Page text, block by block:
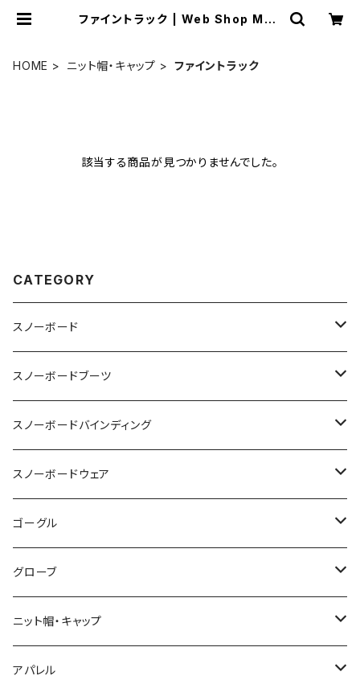
ファイントラック | Web Shop Mall
HOME ニット帽・キャップ ファイントラック
該当する商品が見つかりませんでした。
CATEGORY
スノーボード
OGASAKA
24-25 OGASAKA
25-26 OGASAKA
SCOOTER
24-25 SCOOTER
25-26 SCOOTER
YONEX
23-24 YONEX
24-25 YONEX
011 Artistic
BC STREAM
23-24 BC STREAM
24-25 BC STREAM
UNIT
23-24 UNIT
GENTEMSTICK
スノーボードブーツ
DEELUXE
24-25 DEELUXE
25-26 DEELUXE
BURTON
K2 TT snowsurfer boots
23-24 K2 TT Snowsurfer Boots
24-25 K2 TT Snowsufer Boots
スノーボードバインディング
BURTON
UNION
24-25 UNION
25-26 UNION
FLUX
24-25 FLUX
25-26 FLUX
SP BINDING
NOW BINDINGS
スノーボードウェア
VOLCOM
GREEN CLOTHING
DAKAINE
P.RHYTHM
ゴーグル
OAKLEY
DRAGON
DICE
グローブ
EB'S
VOLCOM
ニット帽・キャップ
LADE Beanie
アパレル